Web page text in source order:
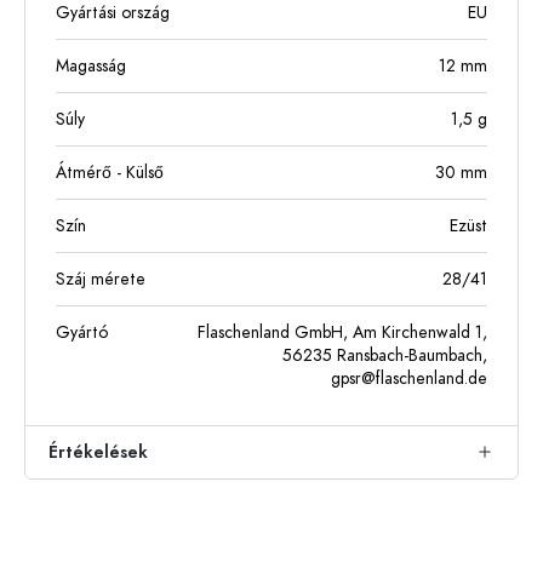
Gyártási ország EU
Magasság 12 mm
Súly 1,5 g
Átmérő - Külső 30 mm
Szín Ezüst
Száj mérete 28/41
Gyártó
Flaschenland GmbH, Am Kirchenwald 1,
56235 Ransbach-Baumbach,
gpsr@flaschenland.de
Értékelések